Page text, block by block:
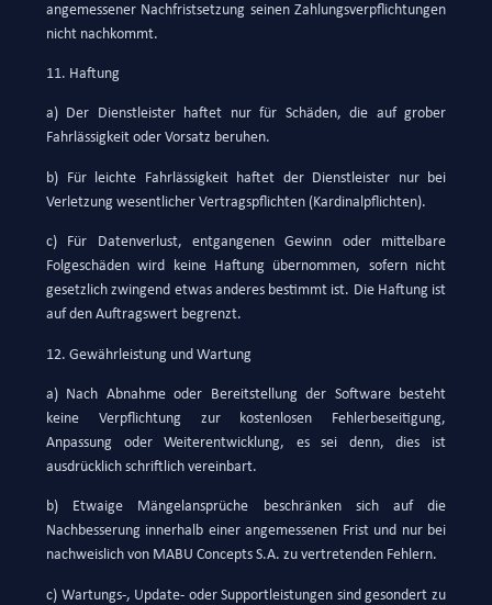
angemessener Nachfristsetzung seinen Zahlungsverpflichtungen
nicht nachkommt.
11. Haftung
a) Der Dienstleister haftet nur für Schäden, die auf grober
Fahrlässigkeit oder Vorsatz beruhen.
b) Für leichte Fahrlässigkeit haftet der Dienstleister nur bei
Verletzung wesentlicher Vertragspflichten (Kardinalpflichten).
c) Für Datenverlust, entgangenen Gewinn oder mittelbare
Folgeschäden wird keine Haftung übernommen, sofern nicht
gesetzlich zwingend etwas anderes bestimmt ist. Die Haftung ist
auf den Auftragswert begrenzt.
12. Gewährleistung und Wartung
a) Nach Abnahme oder Bereitstellung der Software besteht
keine Verpflichtung zur kostenlosen Fehlerbeseitigung,
Anpassung oder Weiterentwicklung, es sei denn, dies ist
ausdrücklich schriftlich vereinbart.
b) Etwaige Mängelansprüche beschränken sich auf die
Nachbesserung innerhalb einer angemessenen Frist und nur bei
nachweislich von MABU Concepts S.A. zu vertretenden Fehlern.
c) Wartungs-, Update- oder Supportleistungen sind gesondert zu